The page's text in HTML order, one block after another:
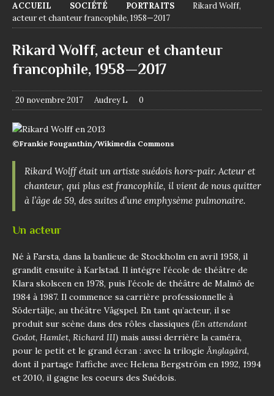
ACCUEIL SOCIÉTÉ PORTRAITS
Rikard Wolff,
acteur et chanteur francophile, 1958—2017
Rikard Wolff, acteur et chanteur
francophile, 1958—2017
20 novembre 2017 Audrey L 0
©Frankie Fouganthin/Wikimedia Commons
Rikard Wolff était un artiste suédois hors-pair. Acteur et
chanteur, qui plus est francophile, il vient de nous quitter
à l’âge de 59, des suites d’une emphysème pulmonaire.
Un acteur
Né à Farsta, dans la banlieue de Stockholm en avril 1958, il
grandit ensuite à Karlstad. Il intégre l’école de théâtre de
Klara skolscen en 1978, puis l’école de théâtre de Malmö de
1984 à 1987. Il commence sa carrière professionnelle à
Södertälje, au théâtre Vågspel. En tant qu’acteur, il se
produit sur scène dans des rôles classiques (En attendant
Godot, Hamlet, Richard III) mais aussi derrière la caméra,
pour le petit et le grand écran : avec la trilogie Änglagård,
dont il partage l’affiche avec Helena Bergström en 1992, 1994
et 2010, il gagne les coeurs des Suédois.